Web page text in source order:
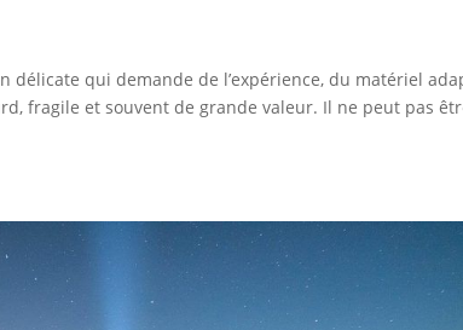
délicate qui demande de l’expérience, du matériel
fragile et souvent de grande valeur. Il ne peut pas